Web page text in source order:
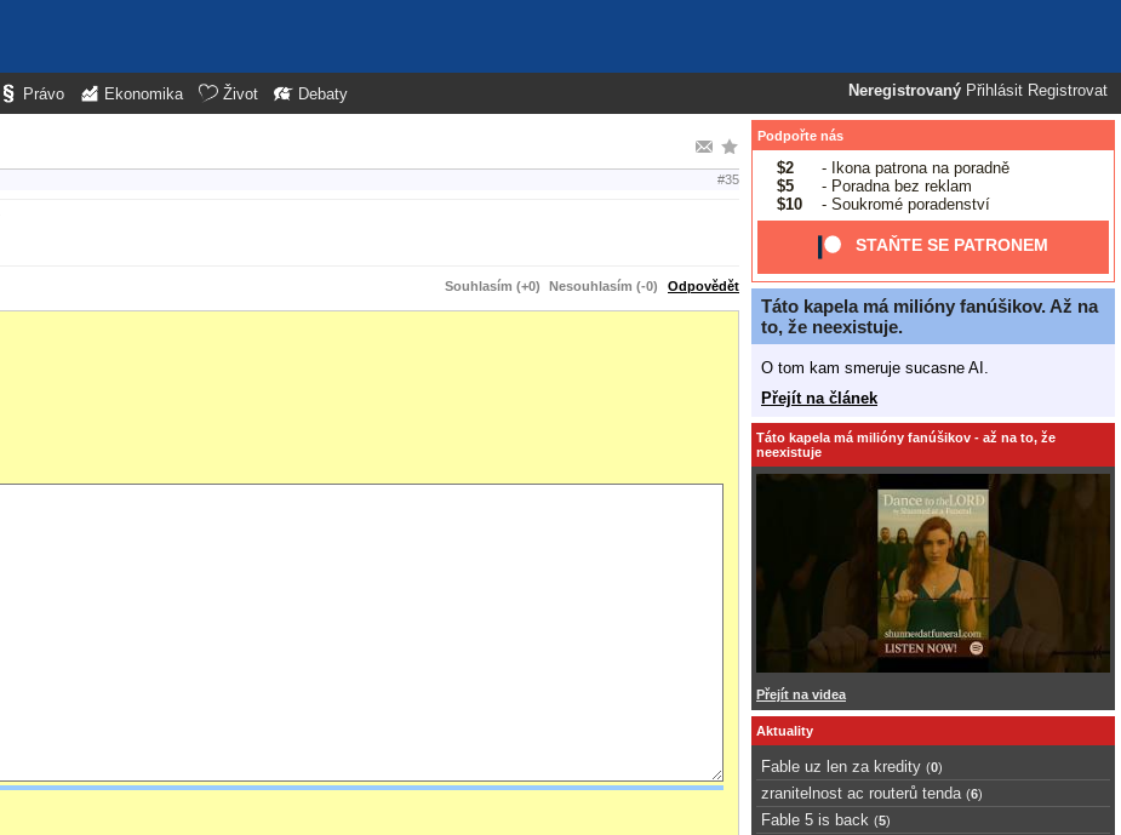
Neregistrovaný Přihlásit Registrovat
Právo Ekonomika Život Debaty
#35
Souhlasím (+0) Nesouhlasím (-0) Odpovědět
Podpořte nás
$2
- Ikona patrona na poradně
$5
- Poradna bez reklam
$10
- Soukromé poradenství
STAŇTE SE PATRONEM
Táto kapela má milióny fanúšikov. Až na
to, že neexistuje.
O tom kam smeruje sucasne AI.
Přejít na článek
Táto kapela má milióny fanúšikov - až na to, že
neexistuje
Přejít na videa
Aktuality
Fable uz len za kredity (0)
zranitelnost ac routerů tenda (6)
Fable 5 is back (5)